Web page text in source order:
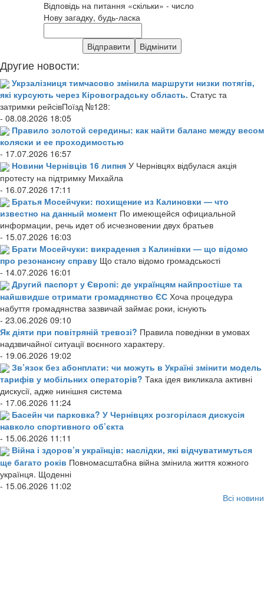
Відповідь на питання «скільки» - число
Нову загадку, будь-ласка
Другие новости:
Укрзалізниця тимчасово змінила маршрути низки потягів,
які курсують через Кіровоградську область. Статус та
затримки рейсівПоїзд №128:
- 08.08.2026 18:05
Правило золотой середины: как найти баланс между весом
коляски и ее проходимостью
- 17.07.2026 16:57
Новини Чернівців 16 липня У Чернівцях відбулася акція
протесту на підтримку Михайла
- 16.07.2026 17:11
Братья Мосейчуки: похищение из Калиновки — что
известно на данный момент По имеющейся официальной
информации, речь идет об исчезновении двух братьев
- 15.07.2026 16:03
Брати Мосейчуки: викрадення з Калинівки — що відомо
про резонансну справу Що стало відомо громадськості
- 14.07.2026 16:01
Другий паспорт у Європі: де українцям найпростіше та
найшвидше отримати громадянство ЄС Хоча процедура
набуття громадянства зазвичай займає роки, існують
- 23.06.2026 09:10
Як діяти при повітряній тревозі? Правила поведінки в умовах
надзвичайної ситуації воєнного характеру.
- 19.06.2026 19:02
Зв’язок без абонплати: чи можуть в Україні змінити модель
тарифів у мобільних операторів? Така ідея викликала активні
дискусії, адже нинішня система
- 17.06.2026 11:24
Басейн чи парковка? У Чернівцях розгорілася дискусія
навколо спортивного об’єкта
- 15.06.2026 11:11
Війна і здоров’я українців: наслідки, які відчуватимуться
ще багато років Повномасштабна війна змінила життя кожного
українця. Щоденні
- 15.06.2026 11:02
Всі новини